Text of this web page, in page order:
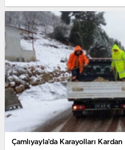
Çamlıyayla’da Karayolları